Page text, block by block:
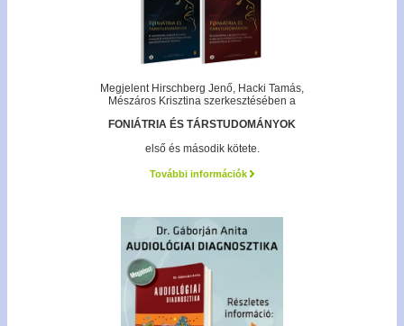
Megjelent Hirschberg Jenő, Hacki Tamás,
Mészáros Krisztina szerkesztésében a
FONIÁTRIA ÉS TÁRSTUDOMÁNYOK
első és második kötete.
További információk